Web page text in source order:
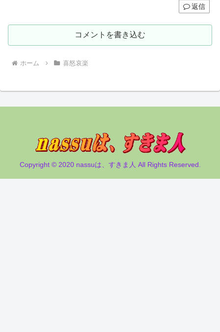
返信
コメントを書き込む
ホーム 喜怒哀楽
Copyright © 2020 nassuは、すきま人 All Rights Reserved.